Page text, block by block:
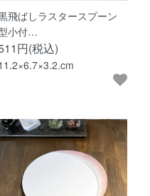
飛ばしラスタースプーン
小付…
円(税込)